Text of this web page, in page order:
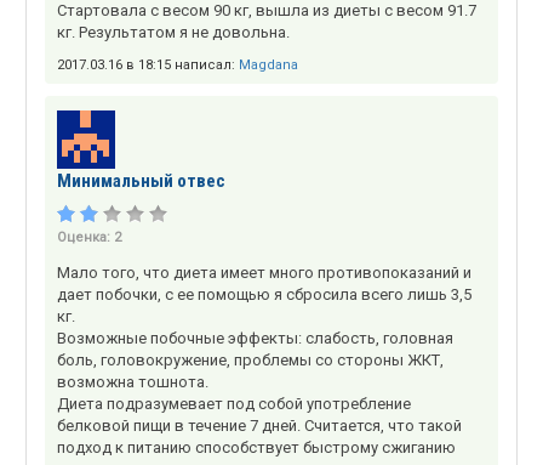
Стартовала с весом 90 кг, вышла из диеты с весом 91.7
кг. Результатом я не довольна.
2017.03.16 в 18:15 написал: Magdana
Минимальный отвес
Оценка: 2
Мало того, что диета имеет много противопоказаний и
дает побочки, с ее помощью я сбросила всего лишь 3,5
кг.
Возможные побочные эффекты: слабость, головная
боль, головокружение, проблемы со стороны ЖКТ,
возможна тошнота.
Диета подразумевает под собой употребление
белковой пищи в течение 7 дней. Считается, что такой
подход к питанию способствует быстрому сжиганию